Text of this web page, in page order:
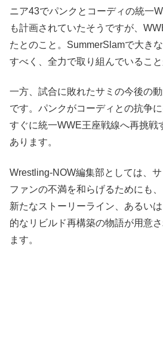
ニア43でパンクとコーディの統一
も計画されていたそうですが、
たとのこと。SummerSlamで大き
すべく、全力で取り組んでいること
一方、試合に敗れたサミの今後の
です。パンクがコーディとの抗争
すぐに統一WWE王座戦線へ再挑戦
あります。
Wrestling-NOW編集部としては、
ファンの不満を和らげるためにも
新たなストーリーライン、あるい
的なリビルド再構築の物語が用意
ます。